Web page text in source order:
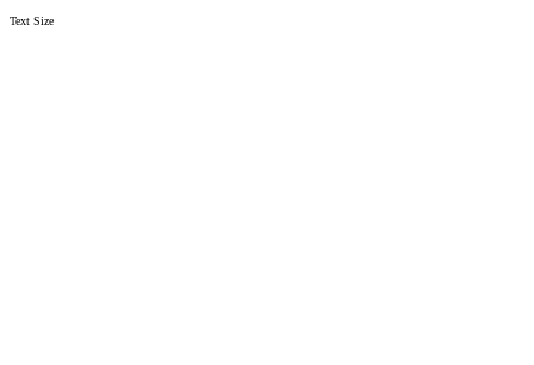
Text Size